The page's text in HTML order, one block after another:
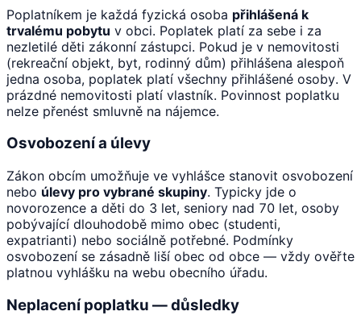
Poplatníkem je každá fyzická osoba přihlášená k
trvalému pobytu v obci. Poplatek platí za sebe i za
nezletilé děti zákonní zástupci. Pokud je v nemovitosti
(rekreační objekt, byt, rodinný dům) přihlášena alespoň
jedna osoba, poplatek platí všechny přihlášené osoby. V
prázdné nemovitosti platí vlastník. Povinnost poplatku
nelze přenést smluvně na nájemce.
Osvobození a úlevy
Zákon obcím umožňuje ve vyhlášce stanovit osvobození
nebo úlevy pro vybrané skupiny. Typicky jde o
novorozence a děti do 3 let, seniory nad 70 let, osoby
pobývající dlouhodobě mimo obec (studenti,
expatrianti) nebo sociálně potřebné. Podmínky
osvobození se zásadně liší obec od obce — vždy ověřte
platnou vyhlášku na webu obecního úřadu.
Neplacení poplatku — důsledky